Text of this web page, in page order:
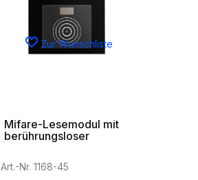
Zur Wunschliste
Mifare-Lesemodul mit
berührungsloser
Art.-Nr. 1168-45